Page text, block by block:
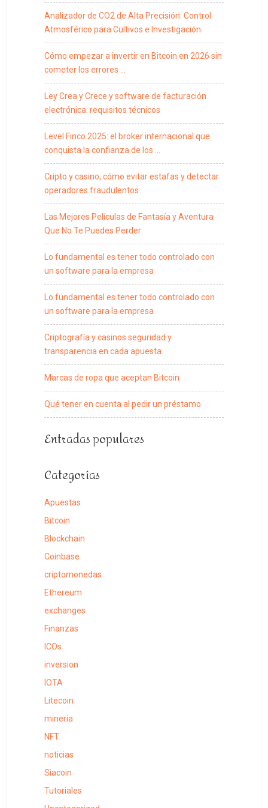
Analizador de CO2 de Alta Precisión: Control
Atmosférico para Cultivos e Investigación
Cómo empezar a invertir en Bitcoin en 2026 sin
cometer los errores …
Ley Crea y Crece y software de facturación
electrónica: requisitos técnicos
Level Finco 2025: el broker internacional que
conquista la confianza de los …
Cripto y casino, cómo evitar estafas y detectar
operadores fraudulentos
Las Mejores Películas de Fantasía y Aventura
Que No Te Puedes Perder
Lo fundamental es tener todo controlado con
un software para la empresa
Lo fundamental es tener todo controlado con
un software para la empresa
Criptografía y casinos seguridad y
transparencia en cada apuesta
Marcas de ropa que aceptan Bitcoin
Qué tener en cuenta al pedir un préstamo
Entradas populares
Categorías
Apuestas
Bitcoin
Blockchain
Coinbase
criptomonedas
Ethereum
exchanges
Finanzas
ICOs
inversion
IOTA
Litecoin
mineria
NFT
noticias
Siacoin
Tutoriales